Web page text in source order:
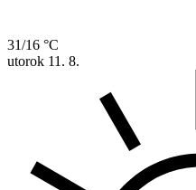
31/16 °C
utorok 11. 8.